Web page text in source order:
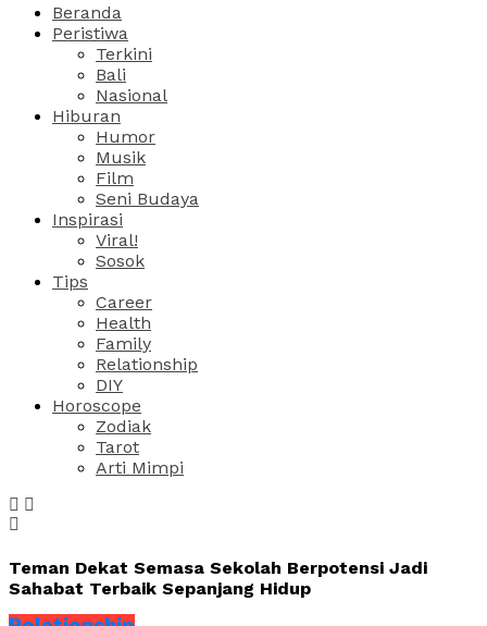
Beranda
Peristiwa
Terkini
Bali
Nasional
Hiburan
Humor
Musik
Film
Seni Budaya
Inspirasi
Viral!
Sosok
Tips
Career
Health
Family
Relationship
DIY
Horoscope
Zodiak
Tarot
Arti Mimpi
Teman Dekat Semasa Sekolah Berpotensi Jadi
Sahabat Terbaik Sepanjang Hidup